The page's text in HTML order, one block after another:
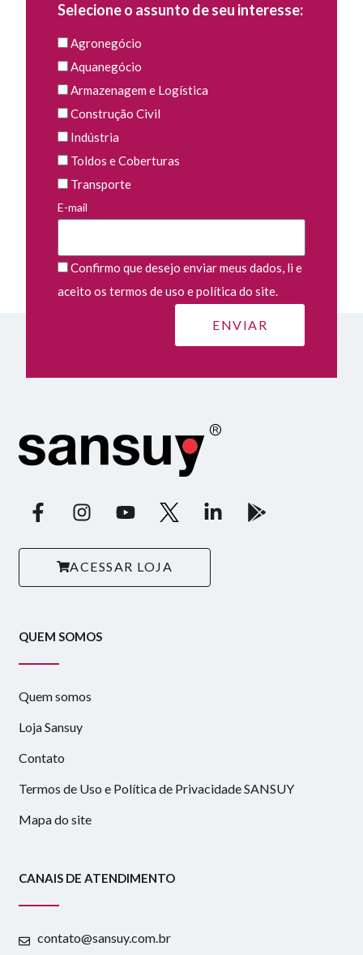
Selecione o assunto de seu interesse:
Agronegócio
Aquanegócio
Armazenagem e Logística
Construção Civil
Indústria
Toldos e Coberturas
Transporte
E-mail
Confirmo que desejo enviar meus dados, li e
aceito os termos de uso e política do site.
ACESSAR LOJA
QUEM SOMOS
Quem somos
Loja Sansuy
Contato
Termos de Uso e Política de Privacidade SANSUY
Mapa do site
CANAIS DE ATENDIMENTO
contato@sansuy.com.br